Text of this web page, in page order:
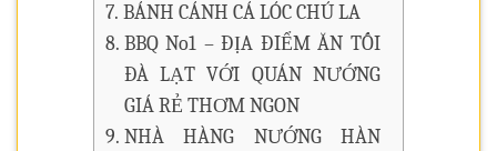
BÁNH CÁNH CÁ LÓC CHÚ LA
BBQ No1 – ĐỊA ĐIỂM ĂN TỐI
ĐÀ LẠT VỚI QUÁN NƯỚNG
GIÁ RẺ THƠM NGON
NHÀ HÀNG NƯỚNG HÀN